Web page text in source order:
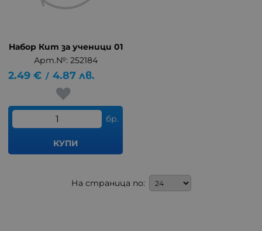
Набор Кит за ученици 01
Арт.№: 252184
2.49 € / 4.87 лв.
бр.
КУПИ
На страница по: